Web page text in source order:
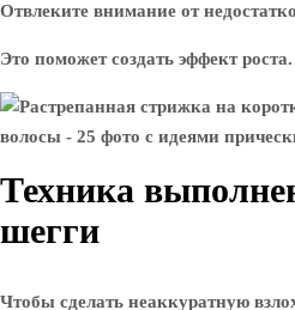
Отвлеките внимание от
Это поможет создать эффект роста.
Техника
шегги
Чтобы сделать неаккуратную